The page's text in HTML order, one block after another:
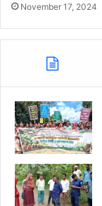
November 17, 2024